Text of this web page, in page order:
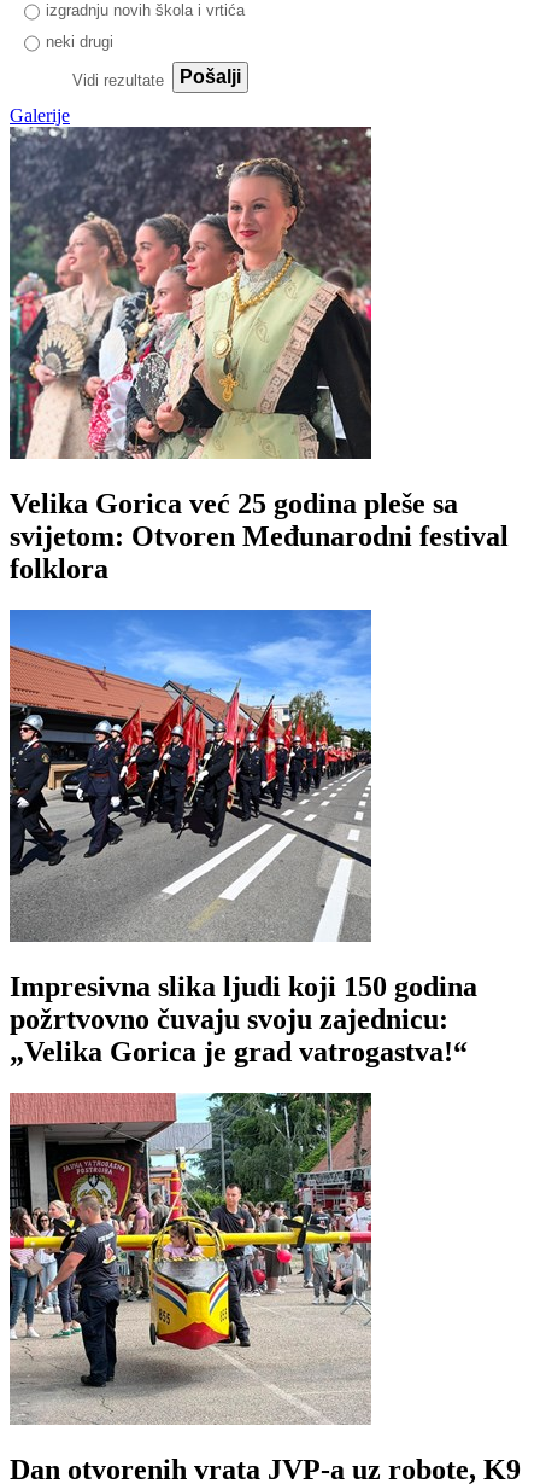
izgradnju novih škola i vrtića
neki drugi
Vidi rezultate
Pošalji
Galerije
Velika Gorica već 25 godina pleše sa
svijetom: Otvoren Međunarodni festival
folklora
Impresivna slika ljudi koji 150 godina
požrtvovno čuvaju svoju zajednicu:
„Velika Gorica je grad vatrogastva!“
Dan otvorenih vrata JVP-a uz robote, K9